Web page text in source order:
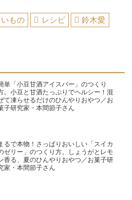
もの レシピ 鈴木愛
単「小豆甘酒アイスバー」のつくり
。小豆と甘酒たっぷりでヘルシー！混
て凍らせるだけのひんやりおやつ／お
子研究家・本間節子さん
るで本物！さっぱりおいしい「スイカ
ゼリー」のつくり方。しょうがとレモ
香る、夏のひんやりおやつ／お菓子研
家・本間節子さん